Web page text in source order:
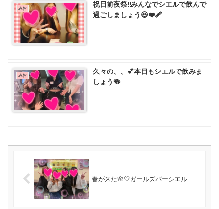
みお
祝日前夜祭‼️みんなでシエルで飲んで
過ごしましょう😆❤️‍🩹
みお
久々の、、💕本日もシエルで飲みま
しょう🍻
春が来た🌸‎🤍ガールズバーシエル